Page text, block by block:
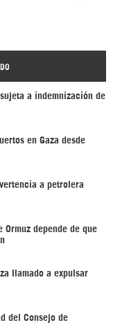
a indemnización de
en Gaza desde
a petrolera
Ormuz depende de que
llamado a expulsar
del Consejo de